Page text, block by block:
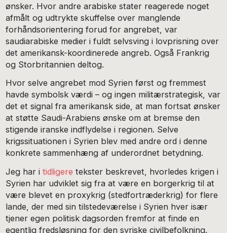
ønsker. Hvor andre arabiske stater reagerede noget
afmålt og udtrykte skuffelse over manglende
forhåndsorientering forud for angrebet, var
saudiarabiske medier i fuldt selvsving i lovprisning over
det amerikansk-koordinerede angreb. Også Frankrig
og Storbritannien deltog.
Hvor selve angrebet mod Syrien først og fremmest
havde symbolsk værdi – og ingen militærstrategisk, var
det et signal fra amerikansk side, at man fortsat ønsker
at støtte Saudi-Arabiens ønske om at bremse den
stigende iranske indflydelse i regionen. Selve
krigssituationen i Syrien blev med andre ord i denne
konkrete sammenhæng af underordnet betydning.
Jeg har itidligere tekster beskrevet, hvorledes krigen i
Syrien har udviklet sig fra at være en borgerkrig til at
være blevet en proxykrig (stedfortræderkrig) for flere
lande, der med sin tilstedeværelse i Syrien hver især
tjener egen politisk dagsorden fremfor at finde en
egentlig fredsløsning for den syriske civilbefolkning.